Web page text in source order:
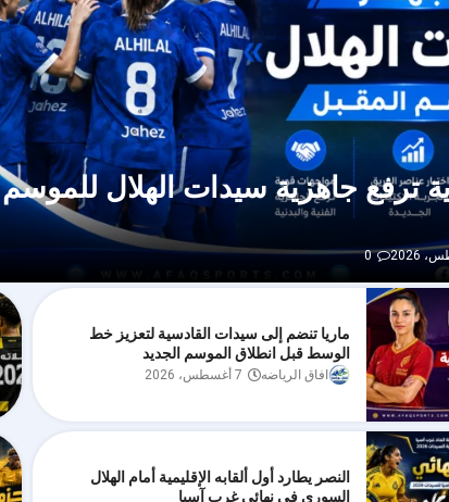
ترفع جاهزية سيدات الهلال للموسم
0
ماريا تنضم إلى سيدات القادسية لتعزيز خط
الوسط قبل انطلاق الموسم الجديد
افاق الرياضه 7 أغسطس، 2026
النصر يطارد أول ألقابه الإقليمية أمام الهلال
السوري في نهائي غرب آسيا